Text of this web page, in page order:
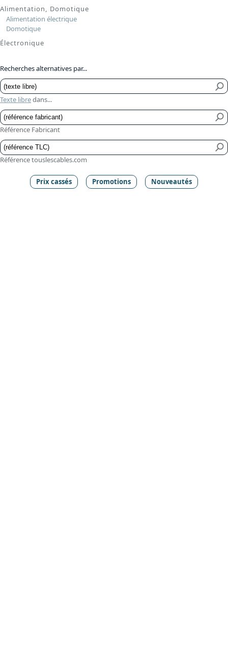
Alimentation, Domotique
Alimentation électrique
Domotique
Électronique
Recherches alternatives par...
Texte libredans...
Référence Fabricant
Référence touslescables.com
Prix cassés Promotions Nouveautés